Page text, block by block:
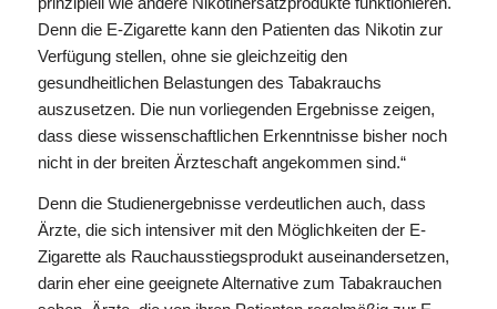
Denn die E-Zigarette kann den Patienten das Nikotin zur
Verfügung stellen, ohne sie gleichzeitig den
gesundheitlichen Belastungen des Tabakrauchs
auszusetzen. Die nun vorliegenden Ergebnisse zeigen,
dass diese wissenschaftlichen Erkenntnisse bisher noch
nicht in der breiten Ärzteschaft angekommen sind.“
Denn die Studienergebnisse verdeutlichen auch, dass
Ärzte, die sich intensiver mit den Möglichkeiten der E-
Zigarette als Rauchausstiegsprodukt auseinandersetzen,
darin eher eine geeignete Alternative zum Tabakrauchen